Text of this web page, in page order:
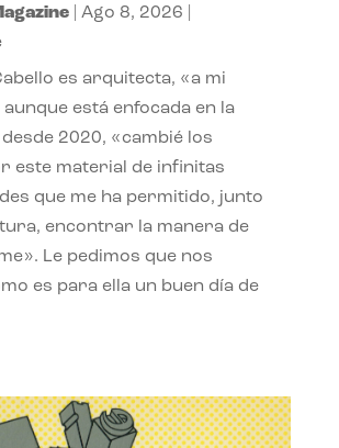
| Ago 8, 2026
es arquitecta, «a mi
está enfocada en la
2020, «cambié los
este material de infinitas
que me ha permitido, junto
encontrar la manera de
Le pedimos que nos
es para ella un buen día de